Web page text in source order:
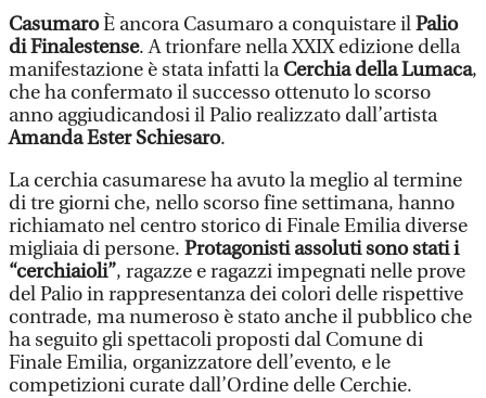
CasumaroÈ ancora Casumaro a conquistare ilPalio
di Finalestense. A trionfare nella XXIX edizione della
manifestazione è stata infatti laCerchia della Lumaca,
che ha confermato il successo ottenuto lo scorso
anno aggiudicandosi il Palio realizzato dall’artista
Amanda Ester Schiesaro.
La cerchia casumarese ha avuto la meglio al termine
di tre giorni che, nello scorso fine settimana, hanno
richiamato nel centro storico di Finale Emilia diverse
migliaia di persone. Protagonisti assoluti sono stati i
“cerchiaioli”, ragazze e ragazzi impegnati nelle prove
del Palio in rappresentanza dei colori delle rispettive
contrade, ma numeroso è stato anche il pubblico che
ha seguito gli spettacoli proposti dal Comune di
Finale Emilia, organizzatore dell’evento, e le
competizioni curate dall’Ordine delle Cerchie.